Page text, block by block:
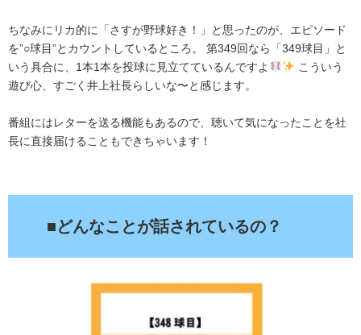
ちなみにリカ的に「さすが野球好き！」と思ったのが、エピソード
を”○球目”とカウントしているところ。 第349回なら「349球目」と
いう具合に、1本1本を投球に見立てているんですよ
こういう
遊び心、すごく井上社長らしいな〜と感じます。
番組にはレターを送る機能もあるので、聴いて気になったことを社
長に直接届けることもできちゃいます！
■どんなことが話されているの？